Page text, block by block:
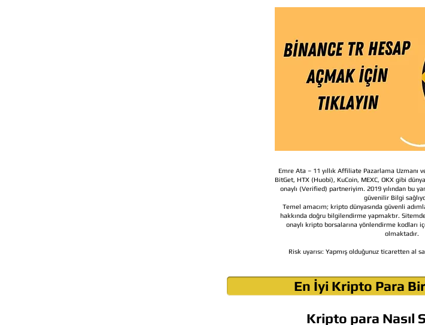
Emre Ata – 11 yıllık Affiliate Pazarlama Uzmanı
BitGet, HTX (Huobi), KuCoin, MEXC, OKX gibi
onaylı (Verified) partneriyim. 2019 yılından bu
güvenilir Bilgi
Temel amacım; kripto dünyasında güvenli
hakkında doğru bilgilendirme yapmaktır.
onaylı kripto borsalarına yönlendirme kodları
olmaktadır.
Risk uyarısı: Yapmış olduğunuz ticaretten al
En İyi Kripto Para
Kripto para Nasıl